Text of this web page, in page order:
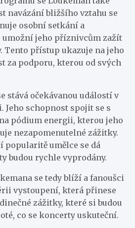
navázání bližšího vztahu se
osobní setkání a
umožní jeho příznivcům zažít
Tento přístup ukazuje na jeho
za podporu, kterou od svých
stává očekávanou událostí v
Jeho schopnost spojit se s
pódium energii, kterou jeho
nezapomenutelné zážitky.
popularitě umělce se dá
budou rychle vyprodány.
se tedy blíží a fanoušci
vystoupení, která přinese
zážitky, které si budou
co se koncerty uskuteční.